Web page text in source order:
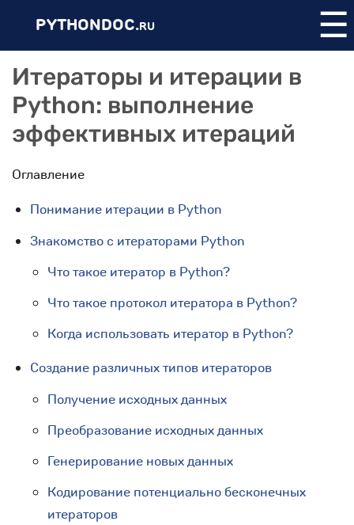
PYTHONDOC.RU ☰
Итераторы и итерации в
Python: выполнение
эффективных итераций
Оглавление
Понимание итерации в Python
Знакомство с итераторами Python
Что такое итератор в Python?
Что такое протокол итератора в Python?
Когда использовать итератор в Python?
Создание различных типов итераторов
Получение исходных данных
Преобразование исходных данных
Генерирование новых данных
Кодирование потенциально бесконечных
итераторов